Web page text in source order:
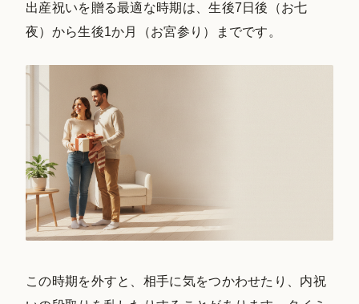
出産祝いを贈る最適な時期は、生後7日後（お七
夜）から生後1か月（お宮参り）までです。
この時期を外すと、相手に気をつかわせたり、内祝